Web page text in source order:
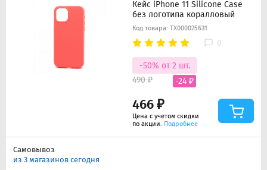
Кейс iPhone 11 Silicone Case
без логотипа коралловый
Код товара: ТХ000025631
0
-50% от 2 шт.
466 ₽
490 ₽ -24 ₽
Цена с учетом скидки
по акции. Подробнее
Самовывоз
из 3 магазинов сегодня